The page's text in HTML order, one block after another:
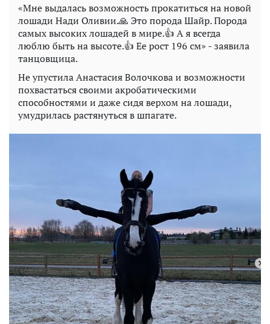
«Мне выдалась возможность прокатиться на новой
лошади Нади Оливии.🙏 Это порода Шайр. Порода
самых высоких лошадей в мире.👍 А я всегда
люблю быть на высоте.👍 Ее рост 196 см» - заявила
танцовщица.
Не упустила Анастасия Волочкова и возможности
похвастаться своими акробатическими
способностями и даже сидя верхом на лошади,
умудрилась растянуться в шпагате.